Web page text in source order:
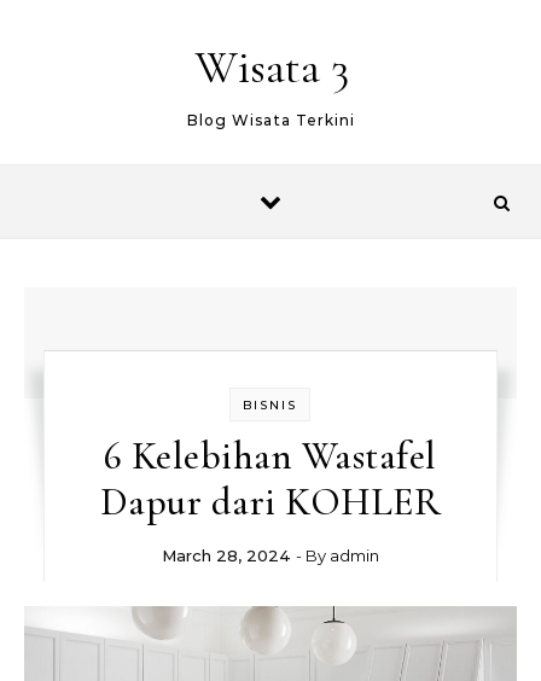
Wisata 3
Blog Wisata Terkini
BISNIS
6 Kelebihan Wastafel
Dapur dari KOHLER
March 28, 2024 - By admin